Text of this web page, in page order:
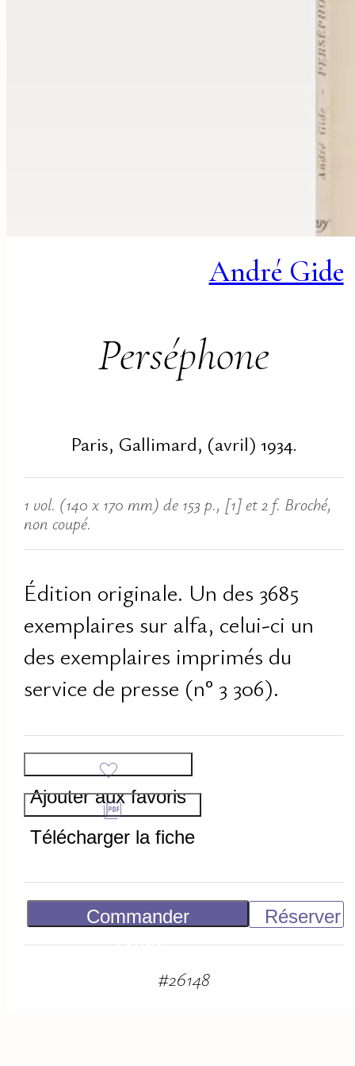
André Gide
Perséphone
Paris, Gallimard, (avril) 1934.
1 vol. (140 x 170 mm) de 153 p., [1] et 2 f. Broché,
non coupé.
Édition originale. Un des 3685
exemplaires sur alfa, celui-ci un
des exemplaires imprimés du
service de presse (n° 3 306).
Ajouter aux favoris
Télécharger la fiche
Commander
Réserver
#26148